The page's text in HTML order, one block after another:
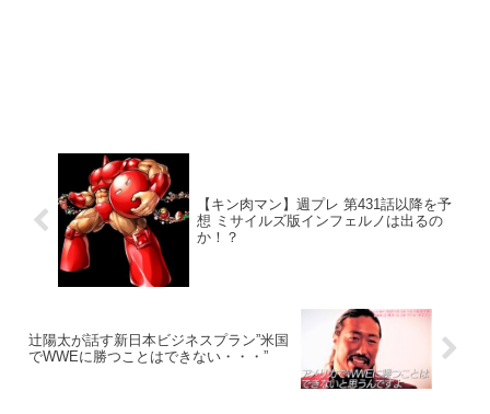
【キン肉マン】週プレ 第431話以降を予
想 ミサイルズ版インフェルノは出るの
か！？
辻陽太が話す新日本ビジネスプラン”米国
でWWEに勝つことはできない・・・”